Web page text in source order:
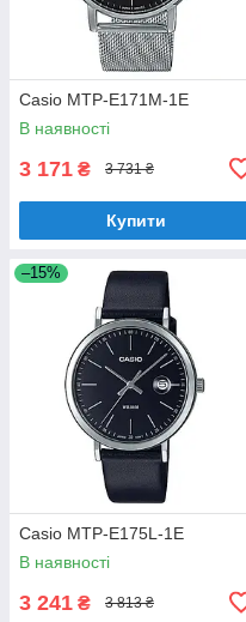
Casio MTP-E171M-1E
В наявності
3 171 ₴ 3 731 ₴
Купити
–15%
Casio MTP-E175L-1E
В наявності
3 241 ₴ 3 813 ₴